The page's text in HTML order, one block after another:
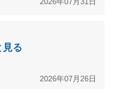
見る
2026年07月26日